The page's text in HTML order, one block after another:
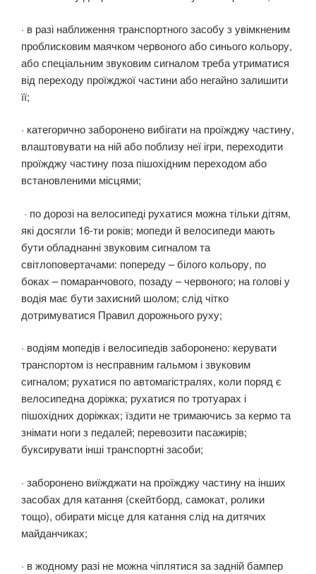
· в разі наближення транспортного засобу з увімкненим
проблисковим маячком червоного або синього кольору,
або спеціальним звуковим сигналом треба утриматися
від переходу проїжджої частини або негайно залишити
її;
· категорично заборонено вибігати на проїжджу частину,
влаштовувати на ній або поблизу неї ігри, переходити
проїжджу частину поза пішохідним переходом або
встановленими місцями;
· по дорозі на велосипеді рухатися можна тільки дітям,
які досягли 16-ти років; мопеди й велосипеди мають
бути обладнанні звуковим сигналом та
світлоповертачами: попереду – білого кольору, по
боках – помаранчового, позаду – червоного; на голові у
водія має бути захисний шолом; слід чітко
дотримуватися Правил дорожнього руху;
· водіям мопедів і велосипедів заборонено: керувати
транспортом із несправним гальмом і звуковим
сигналом; рухатися по автомагістралях, коли поряд є
велосипедна доріжка; рухатися по тротуарах і
пішохідних доріжках; їздити не тримаючись за кермо та
знімати ноги з педалей; перевозити пасажирів;
буксирувати інші транспортні засоби;
· заборонено виїжджати на проїжджу частину на інших
засобах для катання (скейтборд, самокат, ролики
тощо), обирати місце для катання слід на дитячих
майданчиках;
· в жодному разі не можна чіплятися за задній бампер